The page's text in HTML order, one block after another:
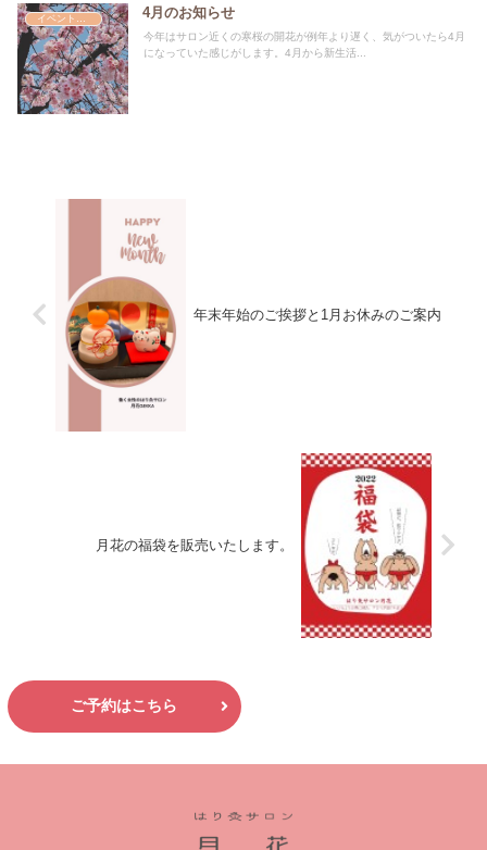
4月のお知らせ
今年はサロン近くの寒桜の開花が例年より遅く、気がついたら4月
になっていた感じがします。4月から新生活...
年末年始のご挨拶と1月お休みのご案内
月花の福袋を販売いたします。
ご予約はこちら